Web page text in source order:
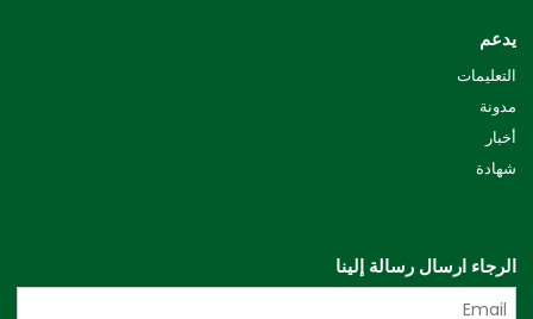
يدعم
التعليمات
مدونة
أخبار
شهادة
الرجاء ارسال رسالة إلينا